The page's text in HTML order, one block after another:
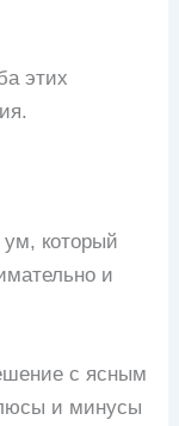
этих
который
и
с ясным
и минусы